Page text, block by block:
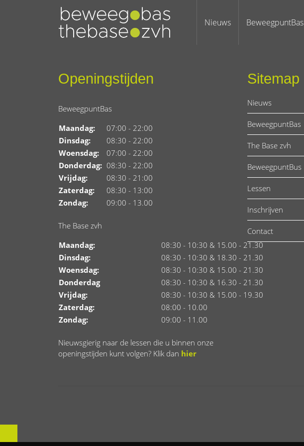
Nieuws BeweegpuntBas
Openingstijden
BeweegpuntBas
Maandag:
07:00 - 22:00
Dinsdag:
08:30 - 22:00
Woensdag:
07:00 - 22:00
Donderdag: 08:30 - 22:00
Vrijdag:
08:30 - 21:00
Zaterdag:
08:30 - 13:00
Zondag:
09:00 - 13.00
The Base zvh
Maandag:
08:30 - 10:30 & 15.00 - 21.30
Dinsdag:
08:30 - 10:30 & 18.30 - 21.30
Woensdag:
08:30 - 10:30 & 15.00 - 21.30
Donderdag
08:30 - 10:30 & 16.30 - 21.30
Vrijdag:
08:30 - 10:30 & 15.00 - 19.30
Zaterdag:
08:00 - 10.00
Zondag:
09:00 - 11.00
Nieuwsgierig naar de lessen die u binnen onze
openingstijden kunt volgen? Klik dan hier
Sitemap
Nieuws
BeweegpuntBas
The Base zvh
BeweegpuntBus
Lessen
Inschrijven
Contact